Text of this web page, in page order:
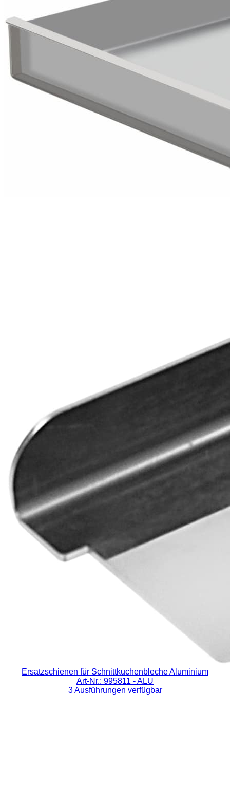
Ersatzschienen für Schnittkuchenbleche Aluminium
Art-Nr.: 995811 - ALU
3 Ausführungen verfügbar